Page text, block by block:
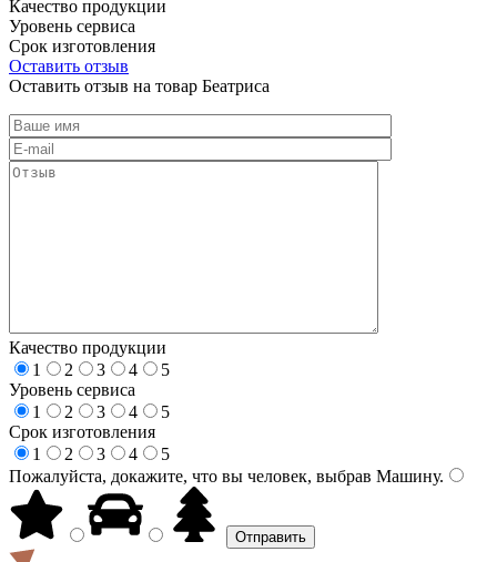
Качество продукции
Уровень сервиса
Срок изготовления
Оставить отзыв
Оставить отзыв на товар Беатриса
Качество продукции
1
2 3 4
5
Уровень сервиса
1
2 3 4
5
Срок изготовления
1
2 3 4
5
Пожалуйста, докажите, что вы человек, выбрав Машину.